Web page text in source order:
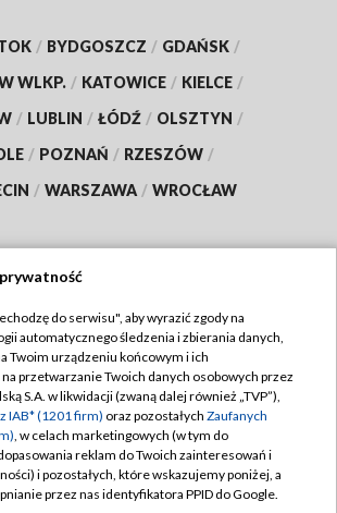
/ BYDGOSZCZ / GDAŃSK /
WLKP. / KATOWICE / KIELCE /
/ LUBLIN / ŁÓDŹ / OLSZTYN /
/ POZNAŃ / RZESZÓW /
/ WARSZAWA / WROCŁAW
TVP
TVP
Cyfrowa
Regulamin TVP
Polityka prywatności
Moje zgody
Pomoc
do serwisu", aby wyrazić zgody na
automatycznego śledzenia i zbierania danych,
Twoim urządzeniu końcowym i ich
przetwarzanie Twoich danych osobowych przez
S.A. w likwidacji (zwaną dalej również „TVP”),
IAB* (1201 firm) oraz pozostałych Zaufanych
, w celach marketingowych (w tym do
reklam do Twoich zainteresowań i
i pozostałych, które wskazujemy poniżej, a
przez nas identyfikatora PPID do Google.